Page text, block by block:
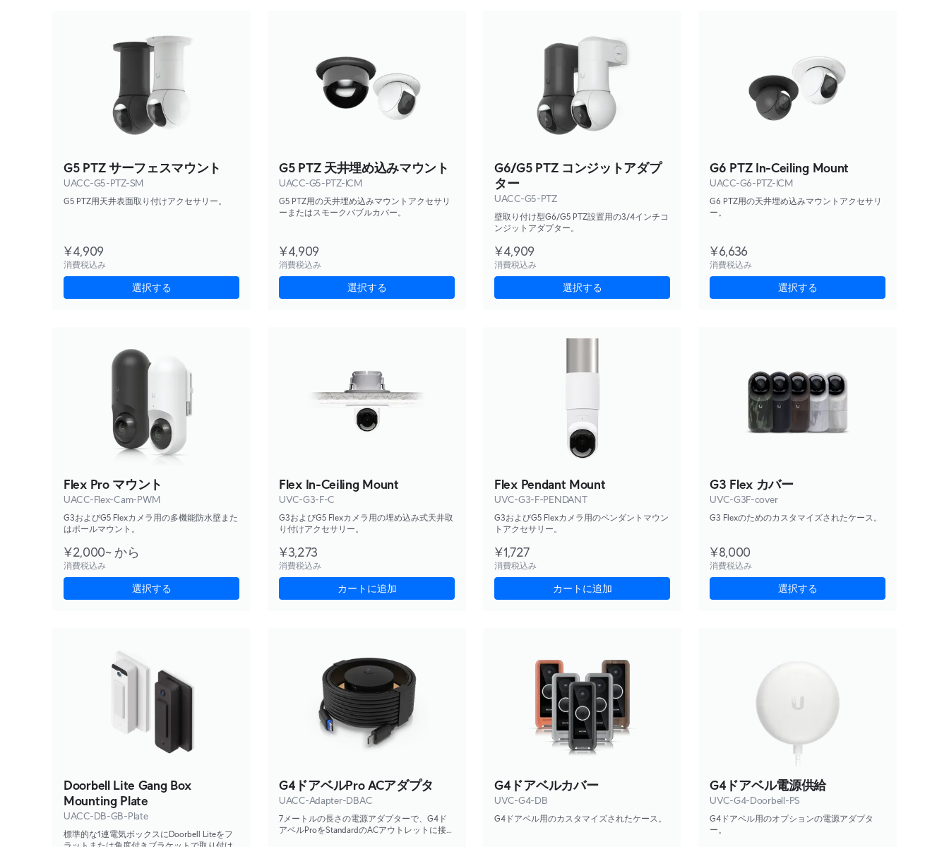
G5 PTZ サーフェスマウント
UACC-G5-PTZ-SM
G5 PTZ用天井表面取り付けアクセサリー。
¥4,909
消費税込み
選択する
G5 PTZ 天井埋め込みマウント
UACC-G5-PTZ-ICM
G5 PTZ用の天井埋め込みマウントアクセサリ
ーまたはスモークバブルカバー。
¥4,909
消費税込み
選択する
G6/G5 PTZ コンジットアダプ
ター
UACC-G5-PTZ
壁取り付け型G6/G5 PTZ設置用の3/4インチコ
ンジットアダプター。
¥4,909
消費税込み
選択する
G6 PTZ In-Ceiling Mount
UACC-G6-PTZ-ICM
G6 PTZ用の天井埋め込みマウントアクセサリ
ー。
¥6,636
消費税込み
選択する
Flex Pro マウント
UACC-Flex-Cam-PWM
G3およびG5 Flexカメラ用の多機能防水壁また
はポールマウント。
¥2,000~ から
消費税込み
選択する
Flex In-Ceiling Mount
UVC-G3-F-C
G3およびG5 Flexカメラ用の埋め込み式天井取
り付けアクセサリー。
¥3,273
消費税込み
カートに追加
Flex Pendant Mount
UVC-G3-F-PENDANT
G3およびG5 Flexカメラ用のペンダントマウン
トアクセサリー。
¥1,727
消費税込み
カートに追加
G3 Flex カバー
UVC-G3F-cover
G3 Flexのためのカスタマイズされたケース。
¥8,000
消費税込み
選択する
Doorbell Lite Gang Box
Mounting Plate
UACC-DB-GB-Plate
標準的な1連電気ボックスにDoorbell Liteをフ
G4ドアベルPro ACアダプタ
UACC-Adapter-DBAC
7メートルの長さの電源アダプターで、G4ド
アベルProをStandardのACアウトレットに接続
G4ドアベルカバー
UVC-G4-DB
G4ドアベル用のカスタマイズされたケース。
G4ドアベル電源供給
UVC-G4-Doorbell-PS
G4ドアベル用のオプションの電源アダプタ
ー。